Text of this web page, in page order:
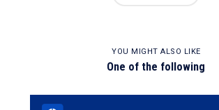
YOU MIGHT ALSO LIKE
One of the following